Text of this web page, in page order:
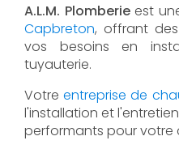
A.L.M. Plomberieest
Capbreton, offrant
vos besoins en
tuyauterie.
Votreentreprise de
l'installation et
performants pour votre